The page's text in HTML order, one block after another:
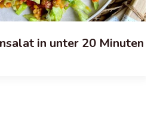
in unter 20 Minuten